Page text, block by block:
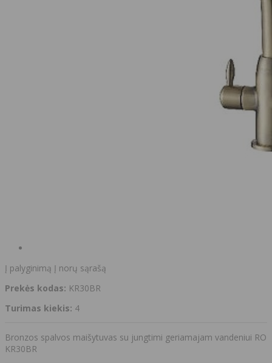
Į palyginimą Į norų sąrašą
Prekės kodas: KR30BR
Turimas kiekis: 4
Bronzos spalvos maišytuvas su jungtimi geriamajam vandeniui RO
KR30BR